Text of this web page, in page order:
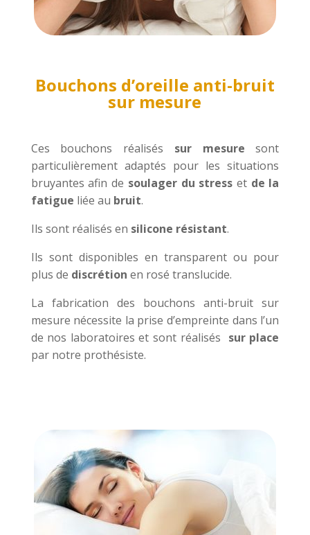
Bouchons d’oreille anti-bruit
sur mesure
Ces bouchons réalisés sur mesure sont
particulièrement adaptés pour les situations
bruyantes afin de soulager du stress et de la
fatigue liée au bruit.
Ils sont réalisés en silicone résistant.
Ils sont disponibles en transparent ou pour
plus de discrétion en rosé translucide.
La fabrication des bouchons anti-bruit sur
mesure nécessite la prise d’empreinte dans l’un
de nos laboratoires et sont réalisés sur place
par notre prothésiste.